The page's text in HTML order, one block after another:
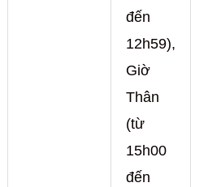
đến
12h59),
Giờ
Thân
(từ
15h00
đến